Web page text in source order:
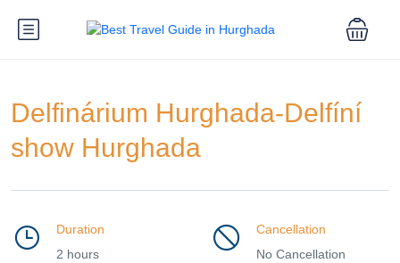
Delfinárium Hurghada-Delfíní
show Hurghada
Duration
2 hours
Cancellation
No Cancellation